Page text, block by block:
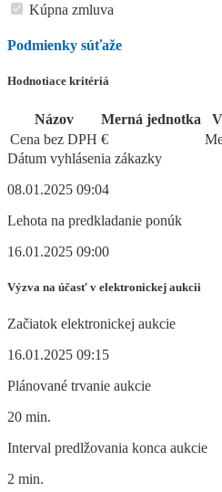
Kúpna zmluva
Podmienky súťaže
Hodnotiace kritériá
Názov Merná jednotka
Cena bez DPH €
Dátum vyhlásenia zákazky
08.01.2025 09:04
Lehota na predkladanie ponúk
16.01.2025 09:00
Výzva na účasť v elektronickej aukcii
Začiatok elektronickej aukcie
16.01.2025 09:15
Plánované trvanie aukcie
20 min.
Interval predlžovania konca aukcie
2 min.